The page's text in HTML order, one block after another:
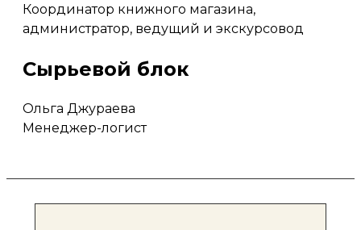
Координатор книжного магазина,
администратор, ведущий и экскурсовод
Сырьевой блок
Ольга Джураева
Менеджер-логист